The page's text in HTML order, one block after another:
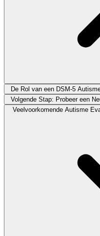
De Rol van een DSM-5
Volgende Stap: Probeer een
Veelvoorkomende Autisme